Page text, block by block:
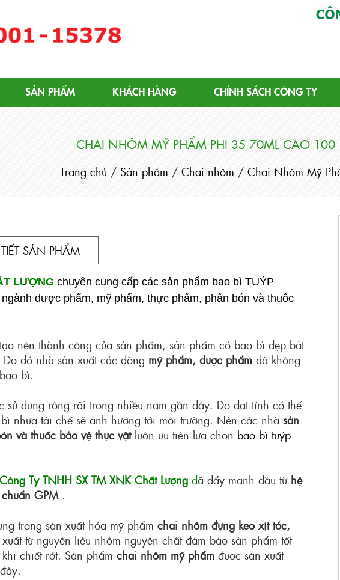
Nhôm | Chai Nhôm Tiêu Chuẩn
SẢN PHẨM KHÁCH HÀNG CHÍNH SÁCH CÔNG TY
CHAI NHÔM MỸ PHẨM PHI 35 70ML CAO 100
Trang chủ / Sản phẩm / Chai nhôm / Chai Nhôm Mỹ
SẢN PHẨM
LƯỢNG chuyên cung cấp các sản phẩm bao bì TUÝP
dược phẩm, mỹ phẩm, thực phẩm, phân bón và thuốc
nên thành công của sản phẩm, sản phẩm có bao bì đẹp bắt
đó nhà sản xuất các dòng mỹ phẩm, dược phẩm đã không
bì.
sử dụng rộng rãi trong nhiều năm gần đây. Do đặt tính có thể
nhựa tái chế sẽ ảnh hưởng tới môi trường. Nên các nhà sản
và thuốc bảo vệ thực vậtluôn ưu tiên lựa chọn bao bì tuýp
Công Ty TNHH SX TM XNK Chất Lượng đã đẩy mạnh đầu từ hệ
GPM.
trong sản xuất hóa mỹ phẩm chai nhôm đựng keo xịt tóc,
từ nguyên liệu nhôm nguyên chất đảm bảo sản phẩm tốt
chiết rót. Sản phẩm chai nhôm mỹ phẩm được sản xuất